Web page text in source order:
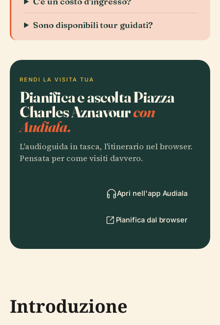
Sono disponibili tour guidati?
RENDI LA VISITA TUA
Pianifica e ascolta Piazza
Charles Aznavourcon
Audiala.
L'audioguida in tasca, l'itinerario nel browser.
Pensata per come visiti davvero.
Apri nell'app Audiala
Pianifica dal browser
Introduzione